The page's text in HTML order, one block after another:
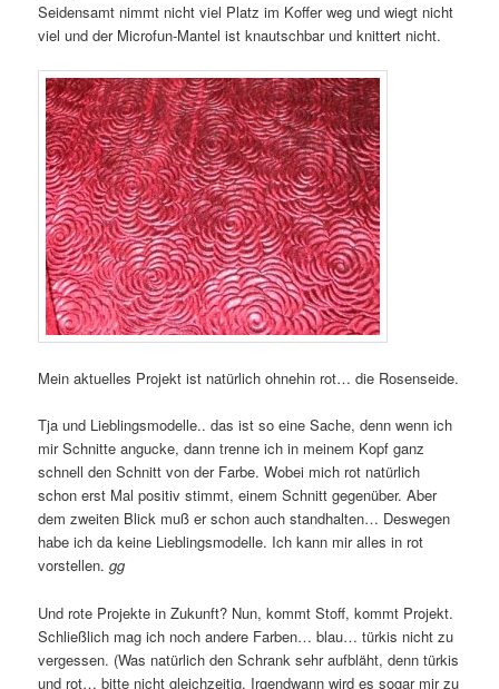
Seidensamt nimmt nicht viel Platz im Koffer weg und wiegt nicht
viel und der Microfun-Mantel ist knautschbar und knittert nicht.
Mein aktuelles Projekt ist natürlich ohnehin rot… die Rosenseide.
Tja und Lieblingsmodelle.. das ist so eine Sache, denn wenn ich
mir Schnitte angucke, dann trenne ich in meinem Kopf ganz
schnell den Schnitt von der Farbe. Wobei mich rot natürlich
schon erst Mal positiv stimmt, einem Schnitt gegenüber. Aber
dem zweiten Blick muß er schon auch standhalten… Deswegen
habe ich da keine Lieblingsmodelle. Ich kann mir alles in rot
vorstellen.gg
Und rote Projekte in Zukunft? Nun, kommt Stoff, kommt Projekt.
Schließlich mag ich noch andere Farben… blau… türkis nicht zu
vergessen. (Was natürlich den Schrank sehr aufbläht, denn türkis
und rot… bitte nicht gleichzeitig. Irgendwann wird es sogar mir zu